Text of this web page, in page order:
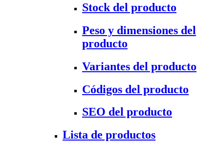
Stock del producto
Peso y dimensiones del
producto
Variantes del producto
Códigos del producto
SEO del producto
Lista de productos